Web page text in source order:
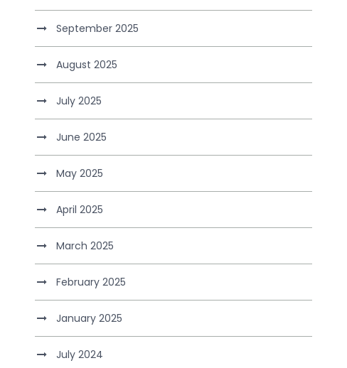
September 2025
August 2025
July 2025
June 2025
May 2025
April 2025
March 2025
February 2025
January 2025
July 2024